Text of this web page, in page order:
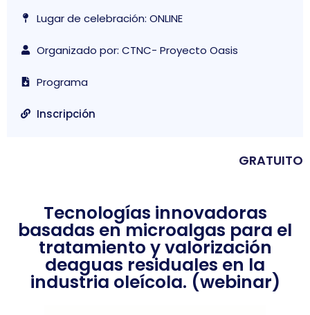
Tecnologías innovadoras
basadas en microalgas para el
tratamiento y valorización
deaguas residuales en la
industria oleícola. (webinar)
Lugar de celebración: ONLINE
Organizado por: CTNC- Proyecto Oasis
Programa
Inscripción
GRATUITO